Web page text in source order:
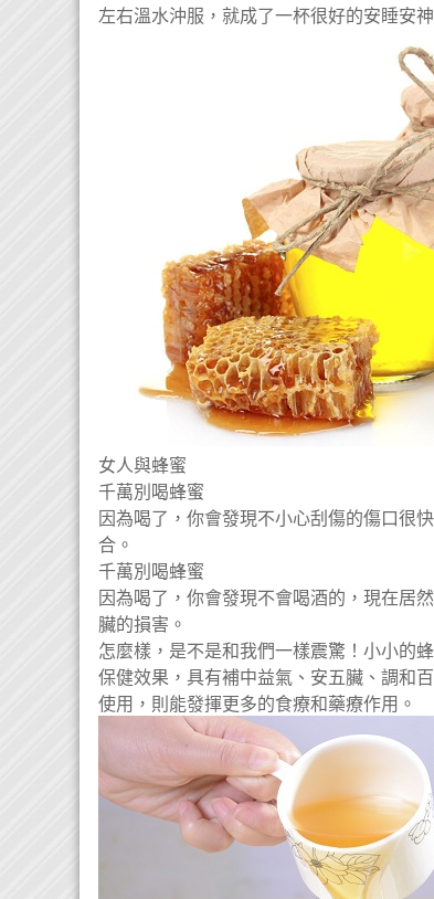
左右溫水沖服，就成了一杯很好的安睡安
女人與蜂蜜
千萬別喝蜂蜜
因為喝了，你會發現不小心刮傷的傷口很
合。
千萬別喝蜂蜜
因為喝了，你會發現不會喝酒的，現在居
臟的損害。
怎麼樣，是不是和我們一樣震驚！小小的
保健效果，具有補中益氣、安五臟、調和
使用，則能發揮更多的食療和藥療作用。